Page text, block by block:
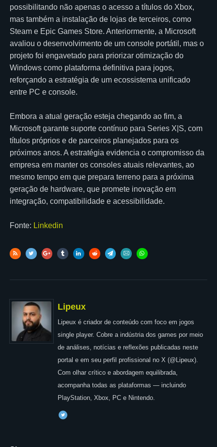
possibilitando não apenas o acesso a títulos do Xbox,
mas também a instalação de lojas de terceiros, como
Steam e Epic Games Store. Anteriormente, a Microsoft
avaliou o desenvolvimento de um console portátil, mas o
projeto foi engavetado para priorizar otimização do
Windows como plataforma definitiva para jogos,
reforçando a estratégia de um ecossistema unificado
entre PC e console.
Embora a atual geração esteja chegando ao fim, a
Microsoft garante suporte contínuo para Series X|S, com
títulos próprios e de parceiros planejados para os
próximos anos. A estratégia evidencia o compromisso da
empresa em manter os consoles atuais relevantes, ao
mesmo tempo em que prepara terreno para a próxima
geração de hardware, que promete inovação em
integração, compatibilidade e acessibilidade.
Fonte: Linkedin
Lipeux
Lipeux é criador de conteúdo com foco em jogos
single player. Cobre a indústria dos games por meio
de análises, notícias e reflexões publicadas neste
portal e em seu perfil profissional no X (@Lipeux).
Com olhar crítico e abordagem equilibrada,
acompanha todas as plataformas — incluindo
PlayStation, Xbox, PC e Nintendo.